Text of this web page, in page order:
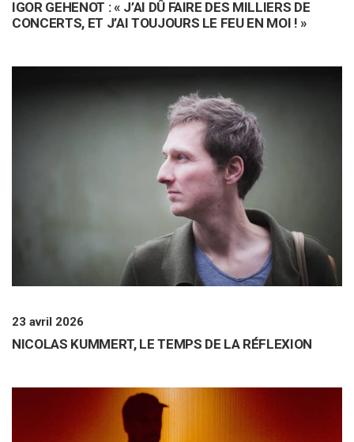
IGOR GEHENOT : « J’AI DÛ FAIRE DES MILLIERS DE
CONCERTS, ET J’AI TOUJOURS LE FEU EN MOI ! »
23 avril 2026
NICOLAS KUMMERT, LE TEMPS DE LA RÉFLEXION